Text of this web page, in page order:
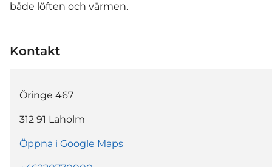
både löften och värmen.
Kontakt
Öringe 467
312 91 Laholm
Öppna i Google Maps